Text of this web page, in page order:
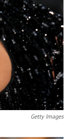
Getty Images